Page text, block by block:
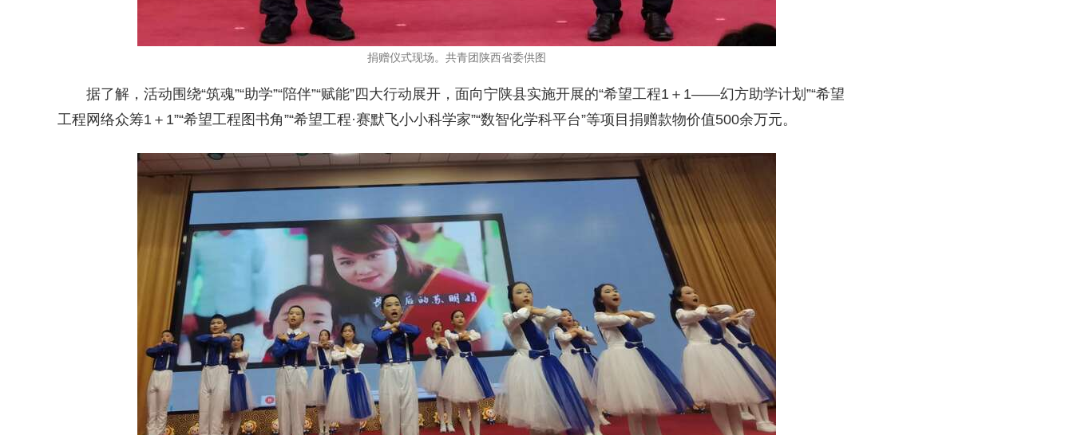
捐赠仪式现场。共青团陕西省委供图
据了解，活动围绕“筑魂”“助学”“陪伴”“赋能”四大行动展开，面向宁陕县实施开展的“希望工程1＋1——幻方助学计划”“希望
工程网络众筹1＋1”“希望工程图书角”“希望工程·赛默飞小小科学家”“数智化学科平台”等项目捐赠款物价值500余万元。